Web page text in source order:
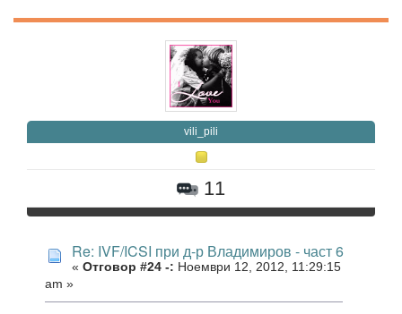
vili_pili
11
Re: IVF/ICSI при д-р Владимиров - част 6
« Отговор #24 -: Ноември 12, 2012, 11:29:15
am »